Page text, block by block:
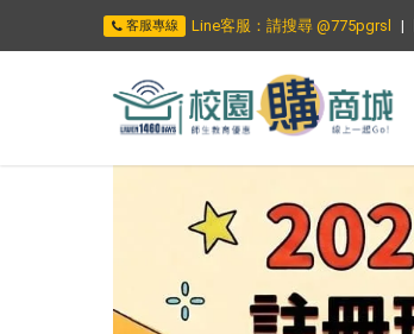
客服專線 Line客服：請搜尋 @775pgrsl